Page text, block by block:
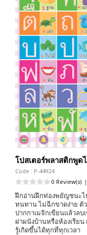
โปสเตอร์พลาสติกพูด
Code : P-44924
0 Review(s) |
ฝึกอ่านฝึกท่องพยัญชนะไ
ทนทาน ไม่ฉีกขาดง่าย ตั
ปากกาเมจิกเขียนแล้วล
ฝาผนังบ้านหรือห้องเรียน
รู้เกิดขึ้นได้ทุกที่ทุกเวลา